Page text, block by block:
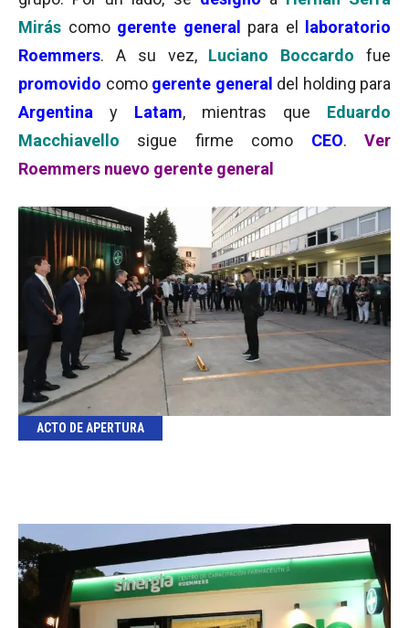
Mirás como gerente general para el
laboratorio
Roemmers. A su vez, Luciano Boccardo fue
promovido como gerente general del holding para
Argentina
y Latam, mientras que Eduardo
Macchiavello sigue firme como CEO.Ver
Roemmers nuevo gerente general
ACTO DE APERTURA